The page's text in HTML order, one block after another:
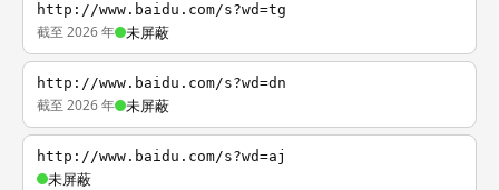
http://www.baidu.com/s?wd=tg
截至 2026 年 未屏蔽
http://www.baidu.com/s?wd=dn
截至 2026 年 未屏蔽
http://www.baidu.com/s?wd=aj
未屏蔽